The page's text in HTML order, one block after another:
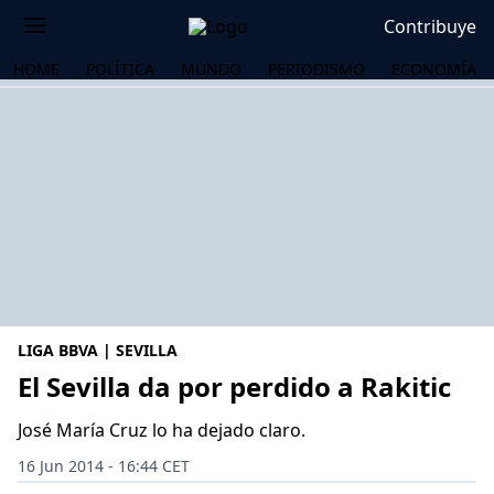
Contribuye
HOME POLÍTICA MUNDO PERIODISMO ECONOMÍA
LIGA BBVA | SEVILLA
El Sevilla da por perdido a Rakitic
José María Cruz lo ha dejado claro.
16 Jun 2014 - 16:44 CET